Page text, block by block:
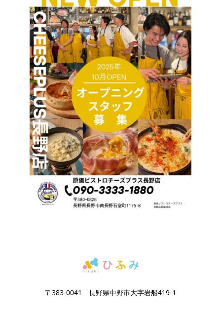
〒383-0041 長野県中野市大字岩船419-1